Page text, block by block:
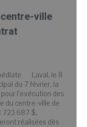
ville
Laval, le 8
du 7 février, la
l’exécution des
du centre-ville de
723 687 $,
réalisées dès